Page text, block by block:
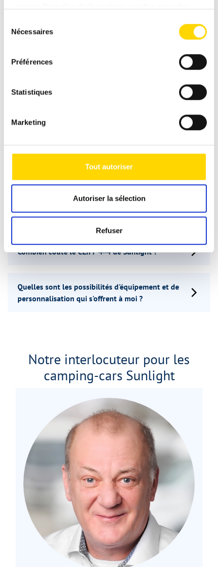
Nécessaires
Préférences
Statistiques
Marketing
Tout autoriser
Autoriser la sélection
Refuser
FAQ : Questions fréquentes sur les
modèles CLIFF 4×4 de Sunlight
À qui s'adressent les modèles CLIFF 4x4 de
Quel permis de conduire faut-il pour conduire le
Puis-je visiter le CLIFF 4×4 et le CLIFF 4×4
Greentrek chez Niesmann Caravaning à Polch et
faire un essai routier ?
Combien coûte le CLIFF 4×4 de Sunlight ?
Quelles sont les possibilités d'équipement et de
personnalisation qui s'offrent à moi ?
Notre interlocuteur pour les
camping-cars Sunlight